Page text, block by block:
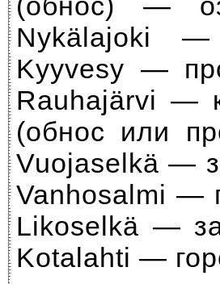
Nykälajoki
Kyyvesy —
Rauhajärvi —
(обнос или
Vuojaselkä —
Vanhosalmi —
Likoselkä —
Kotalahti —